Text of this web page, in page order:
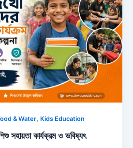
& Water, Kids Education
সহায়তা কার্যক্রম ও ভবিষ্যৎ